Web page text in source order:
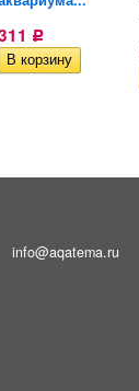
Р
info@aqatema.ru